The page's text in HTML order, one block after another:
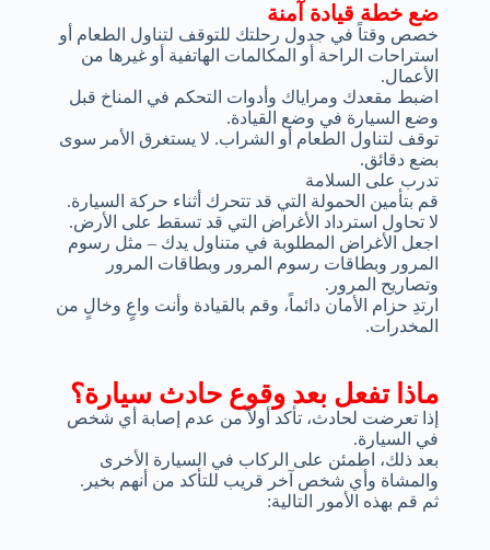
ضع خطة قيادة آمنة
خصص وقتاً في جدول رحلتك للتوقف لتناول الطعام أو
استراحات الراحة أو المكالمات الهاتفية أو غيرها من
الأعمال.
اضبط مقعدك ومراياك وأدوات التحكم في المناخ قبل
وضع السيارة في وضع القيادة.
توقف لتناول الطعام أو الشراب. لا يستغرق الأمر سوى
بضع دقائق.
تدرب على السلامة
قم بتأمين الحمولة التي قد تتحرك أثناء حركة السيارة.
لا تحاول استرداد الأغراض التي قد تسقط على الأرض.
اجعل الأغراض المطلوبة في متناول يدك – مثل رسوم
المرور وبطاقات رسوم المرور وبطاقات المرور
وتصاريح المرور.
ارتدِ حزام الأمان دائماً، وقم بالقيادة وأنت واعٍ وخالٍ من
المخدرات.
ماذا تفعل بعد وقوع حادث سيارة؟
إذا تعرضت لحادث، تأكد أولاً من عدم إصابة أي شخص
في السيارة.
بعد ذلك، اطمئن على الركاب في السيارة الأخرى
والمشاة وأي شخص آخر قريب للتأكد من أنهم بخير.
ثم قم بهذه الأمور التالية: